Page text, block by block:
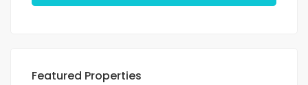
Featured Properties